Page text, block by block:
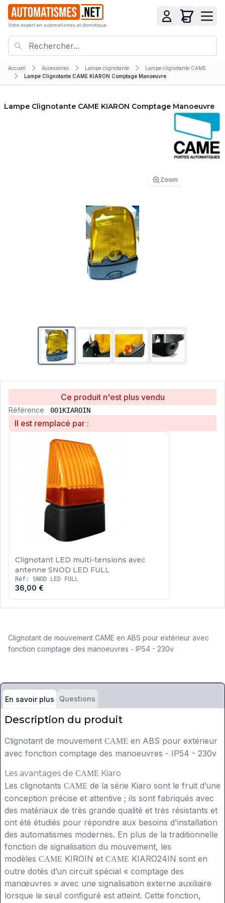
Votre expert en automatismes et domotique
Accueil Accessoires Lampe clignotante
Lampe clignotante CAME
Lampe Clignotante CAME KIARON Comptage Manoeuvre
Lampe Clignotante CAME KIARON Comptage Manoeuvre
Zoom
Ce produit n'est plus vendu
Référence 001KIAROIN
Il est remplacé par :
Clignotant LED multi-tensions avec
antenne SNOD LED FULL
Réf: SNOD LED FULL
36,00 €
Clignotant de mouvement CAME en ABS pour extérieur avec
fonction comptage des manoeuvres - IP54 - 230v
En savoir plus Questions
Description du produit
Clignotant de mouvement CAME en ABS pour extérieur
avec fonction comptage des manoeuvres - IP54 - 230v
Les avantages de CAME Kiaro
Les clignotants CAME de la série Kiaro sont le fruit d’une
conception précise et attentive ; ils sont fabriqués avec
des matériaux de très grande qualité et très résistants et
ont été étudiés pour répondre aux besoins d'installation
des automatismes modernes. En plus de la traditionnelle
fonction de signalisation du mouvement, les
modèles CAME KIROIN et CAME KIARO24IN sont en
outre dotés d’un circuit spécial « comptage des
manœuvres » avec une signalisation externe auxiliaire
lorsque le seuil configuré est atteint. Cette fonction,